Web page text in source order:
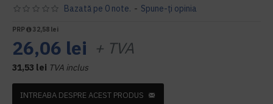
Bazată pe 0 note. - Spune-ţi opinia
PRP 32,58 lei
26,06 lei + TVA
31,53 lei TVA inclus
INTREABA DESPRE ACEST PRODUS